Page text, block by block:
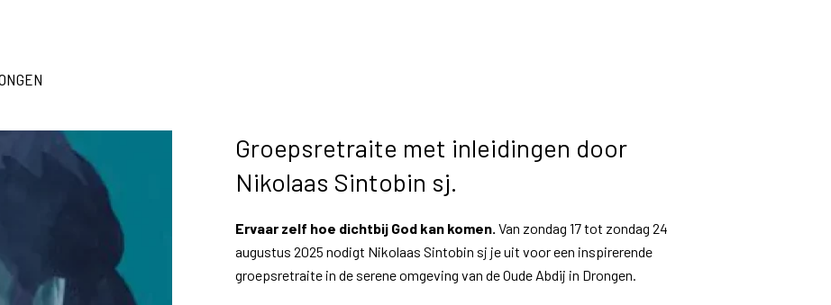
Groepsretraite met inleidingen door
Nikolaas Sintobin sj.
Ervaar zelf hoe dichtbij God kan komen. Van zondag 17 tot zondag 24
augustus 2025 nodigt Nikolaas Sintobin sj je uit voor een inspirerende
groepsretraite in de serene omgeving van de Oude Abdij in Drongen.